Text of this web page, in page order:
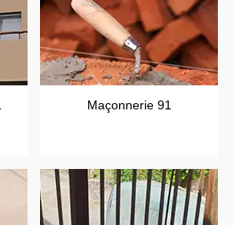
Maçonnerie 91